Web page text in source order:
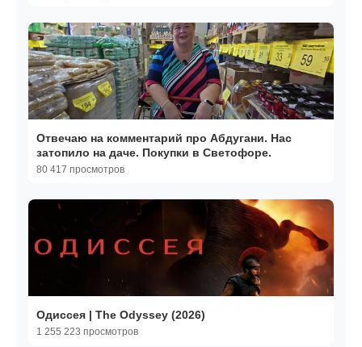
Отвечаю на комментарий про Абдугани. Нас
затопило на даче. Покупки в Светофоре.
80 417 просмотров
Одиссея | The Odyssey (2026)
1 255 223 просмотров